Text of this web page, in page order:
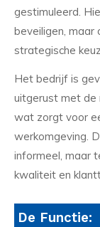
gestimuleerd.
beveiligen, maar
strategische
Het bedrijf is
uitgerust met de
wat zorgt voor
werkomgeving.
informeel, maar
kwaliteit en
De Functie: